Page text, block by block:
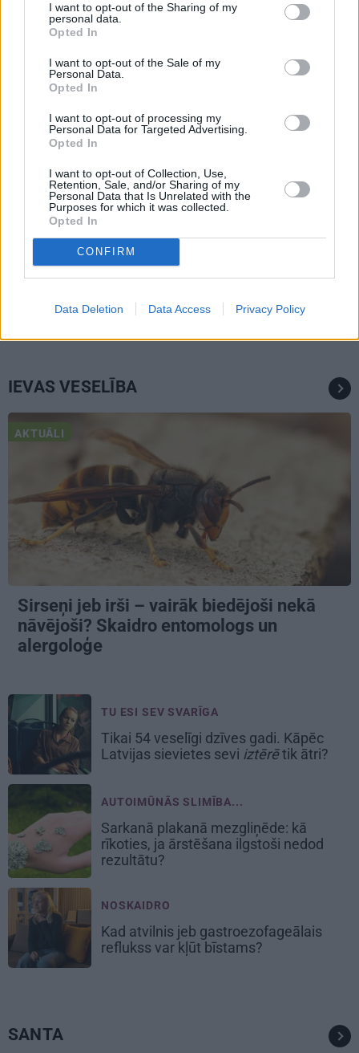
I want to opt-out of the Sharing of my
personal data.
Opted In
I want to opt-out of the Sale of my
Personal Data.
Opted In
I want to opt-out of processing my
Personal Data for Targeted Advertising.
Opted In
I want to opt-out of Collection, Use,
Retention, Sale, and/or Sharing of my
Personal Data that Is Unrelated with the
Purposes for which it was collected.
Opted In
CONFIRM
Data Deletion Data Access Privacy Policy
IEVAS VESELĪBA
AKTUĀLI
Sirseņi jeb irši – vairāk biedējoši nekā
nāvējoši? Skaidro entomologs un
alergoloģe
TU ESI SEV SVARĪGA
Tikai 54 veselīgi dzīves gadi. Kāpēc
Latvijas sievietes sevi iztērētik ātri?
AUTOIMŪNĀS SLIMĪBA...
Sarkanā plakanā mezgliņēde: kā
rīkoties, ja ārstēšana ilgstoši nedod
rezultātu?
NOSKAIDRO
Kad atvilnis jeb gastroezofageālais
reflukss var kļūt bīstams?
SANTA